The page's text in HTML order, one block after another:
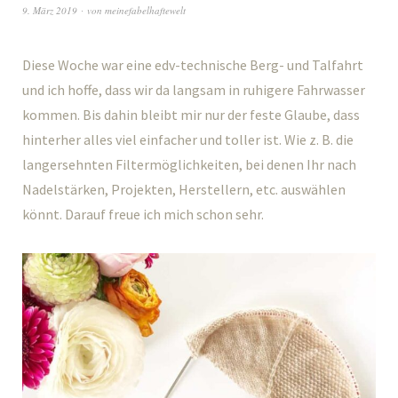
9. März 2019 von meinefabelhaftewelt
Diese Woche war eine edv-technische Berg- und Talfahrt
und ich hoffe, dass wir da langsam in ruhigere Fahrwasser
kommen. Bis dahin bleibt mir nur der feste Glaube, dass
hinterher alles viel einfacher und toller ist. Wie z. B. die
langersehnten Filtermöglichkeiten, bei denen Ihr nach
Nadelstärken, Projekten, Herstellern, etc. auswählen
könnt. Darauf freue ich mich schon sehr.